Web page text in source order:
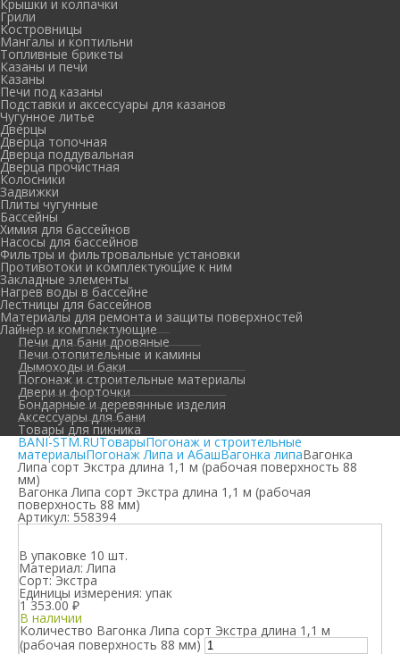
Крышки и колпачки
Грили
Костровницы
Мангалы и коптильни
Топливные брикеты
Казаны и печи
Казаны
Печи под казаны
Подставки и аксессуары для казанов
Чугунное литье
Дверцы
Дверца топочная
Дверца поддувальная
Дверца прочистная
Колосники
Задвижки
Плиты чугунные
Бассейны
Химия для бассейнов
Насосы для бассейнов
Фильтры и фильтровальные установки
Противотоки и комплектующие к ним
Закладные элементы
Нагрев воды в бассейне
Лестницы для бассейнов
Материалы для ремонта и защиты поверхностей
Лайнер и комплектующие
Печи для бани дровяные
Печи отопительные и камины
Дымоходы и баки
Погонаж и строительные материалы
Двери и форточки
Бондарные и деревянные изделия
Аксессуары для бани
Товары для пикника
BANI-STM.RUТоварыПогонаж и строительные
материалыПогонаж Липа и АбашВагонка липаВагонка
Липа сорт Экстра длина 1,1 м (рабочая поверхность 88
мм)
Вагонка Липа сорт Экстра длина 1,1 м (рабочая
поверхность 88 мм)
Артикул: 558394
В упаковке 10 шт.
Материал: Липа
Сорт:Экстра
Единицы измерения: упак
1 353.00 ₽
В наличии
Количество Вагонка Липа сорт Экстра длина 1,1 м
(рабочая поверхность 88 мм)